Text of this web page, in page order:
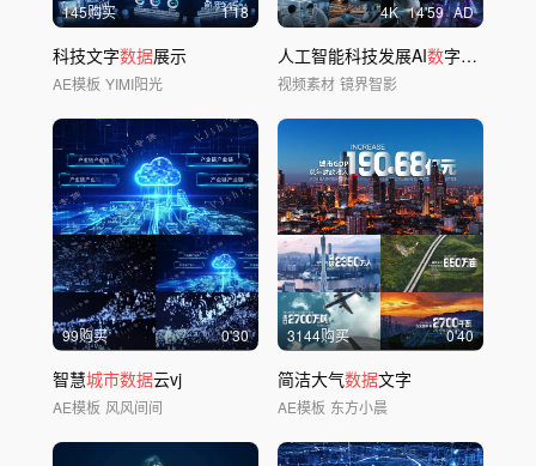
145购买 1'18
科技文字数据展示
AE模板 YIMI阳光
4K 14'59 AD
人工智能科技发展AI数字未来
视频素材 镜界智影
99购买 0'30
智慧城市数据云vj
AE模板 风风间间
3144购买 0'40
简洁大气数据文字
AE模板 东方小晨